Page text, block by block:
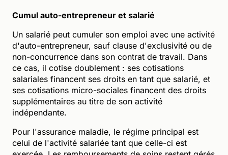
Cumul auto-entrepreneur et salarié
Un salarié peut cumuler son emploi avec une activité
d'auto-entrepreneur, sauf clause d'exclusivité ou de
non-concurrence dans son contrat de travail. Dans
ce cas, il cotise doublement : ses cotisations
salariales financent ses droits en tant que salarié, et
ses cotisations micro-sociales financent des droits
supplémentaires au titre de son activité
indépendante.
Pour l'assurance maladie, le régime principal est
celui de l'activité salariée tant que celle-ci est